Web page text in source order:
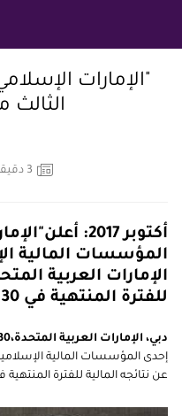
"الإمارات
الثالث
3
أكتوبر 2017:
المؤسسات المالية
الإمارات العربية
للفترة المنتهية في 30 سبتمبر 2017.
دبي، الإمارات العربية المتحدة،30
إحدى المؤسسات المالية الإسلامية
عن نتائجه المالية للفترة المنتهية في 30 سبتمبر